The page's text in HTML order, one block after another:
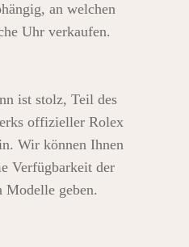
an welchen
Uhr verkaufen.
ist stolz, Teil des
offizieller Rolex
Wir können Ihnen
Verfügbarkeit der
Modelle geben.